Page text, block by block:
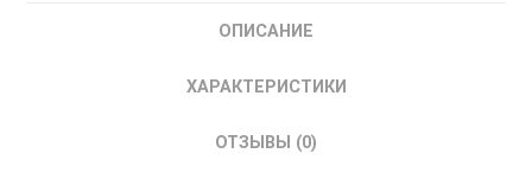
ОПИСАНИЕ
ХАРАКТЕРИСТИКИ
ОТЗЫВЫ (0)